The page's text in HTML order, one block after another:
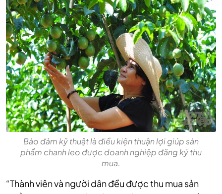
Bảo đảm kỹ thuật là điều kiện thuận lợi giúp sản
phẩm chanh leo được doanh nghiệp đăng ký thu
mua.
“Thành viên và người dân đều được thu mua sản